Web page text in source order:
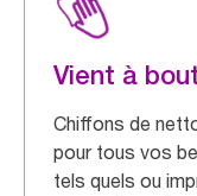
Vient à
Chiffons de
pour tous vos
tels quels ou